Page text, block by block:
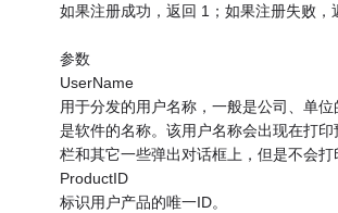
如果注册成功，返回 1；如果注册失败，
参数
UserName
用于分发的用户名称，一般是公司、单
是软件的名称。该用户名称会出现在打印
栏和其它一些弹出对话框上，但是不会打
ProductID
标识用户产品的唯一ID。